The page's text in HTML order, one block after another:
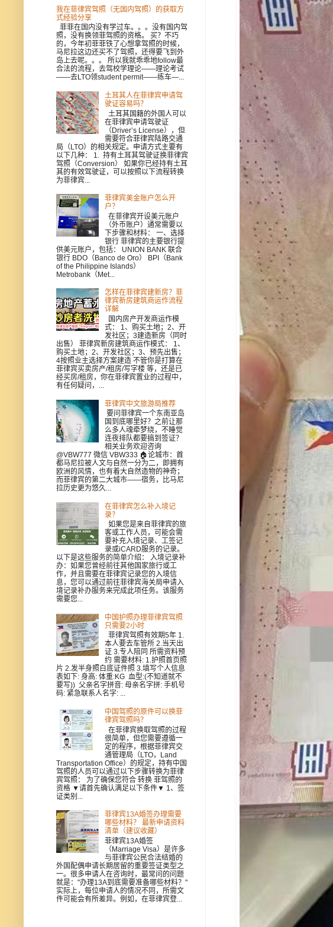
我在菲律宾驾照（无国内驾照）的获取方
式经验分享
菲菲在国内没有学过车。。。没有国内驾
照，没有换领菲驾照的资格。 买？不巧
的，今年初菲菲铁了心想拿驾照的时候，
马尼拉这边还买不了驾照，还得要飞到外
岛上去呢。。。 所以我就乖乖地follow最
合法的流程，去驾校学理论——理论考试
——去LTO领student permit——练车—...
土耳其人在菲律宾申请驾
驶证容易吗？
土耳其国籍的外国人可以
在菲律宾申请驾驶证
（Driver’s License），但
需要符合菲律宾陆路交通
局（LTO）的相关规定。申请方式主要有
以下几种： 1. 持有土耳其驾驶证换菲律宾
驾照（Conversion） 如果你已经持有土耳
其的有效驾驶证，可以按照以下流程转换
为菲律宾...
菲律宾美金账户怎么开
户？
在菲律宾开设美元账户
（外币账户）通常需要以
下步骤和材料： 一、选择
银行 菲律宾的主要银行提
供美元账户，包括： UNION BANK 联合
银行 BDO（Banco de Oro） BPI（Bank
of the Philippine Islands）
Metrobank（Met...
怎样在菲律宾建新房？菲
律宾新房建筑商运作流程
详解
国内房产开发商运作模
式： 1、购买土地；2、开
发社区；3建造新房（同时
出售） 菲律宾新房建筑商运作模式： 1、
购买土地；2、开发社区；3、预先出售；
4按照业主选择方案建造 不管你是打算在
菲律宾买卖房产/租房/写字楼 等，还是已
经买房/租房，你在菲律宾置业的过程中，
有任何疑问，...
菲律宾中文旅游局推荐
要问菲律宾一个东南亚岛
国到底哪里好？之前让那
么多人魂牵梦绕，不睡觉
连夜排队都要搞到签证？
相关业务欢迎咨询
@VBW777 微信 VBW333 🏠论城市：首
都马尼拉被人文与自然一分为二，即拥有
欧洲的风情，也有着大自然造物的神奇；
而菲律宾的第二大城市——宿务，比马尼
拉历史更为悠久...
在菲律宾怎么补入境记
录？
如果您是来自菲律宾的旅
客或工作人员，可能会需
要补充入境记录、工签记
录或iCARD服务的记录。
以下是这些服务的简单介绍： 入境记录补
办：如果您曾经前往其他国家旅行或工
作，并且需要在菲律宾记录您的入境信
息，您可以通过前往菲律宾海关局申请入
境记录补办服务来完成此项任务。该服务
需要您...
中国护照办理菲律宾驾照
只需要2小时
菲律宾驾照有效期5年 1.
本人要去车管所 2.当天出
证 3.专人陪同 所需资料预
约 需要材料: 1.护照首页照
片 2.发半身照白底证件照 3.填写个人信息
表如下: 身高: 体重:KG 血型:(不知道就不
要写)) 父亲名字拼音: 母亲名字拼: 手机号
码: 紧急联系人名字: ...
中国驾照的原件可以换菲
律宾驾照吗？
在菲律宾换取驾照的过程
很简单，但您需要遵循一
定的程序，根据菲律宾交
通管理局（LTO，Land
Transportation Office）的规定，持有中国
驾照的人员可以通过以下步骤转换为菲律
宾驾照： 为了确保您符合 转换 菲驾照的
资格 ▼请首先确认满足以下条件▼ 1、签
证类别...
菲律宾13A婚签办理需要
哪些材料？ 最新申请资料
清单（建议收藏）
菲律宾13A婚签
（Marriage Visa）是许多
与菲律宾公民合法结婚的
外国配偶申请长期居留的重要签证类型之
一。很多申请人在咨询时，最常问的问题
就是："办理13A到底需要准备哪些材料？"
实际上，每位申请人的情况不同，所需文
件可能会有所差异。例如，在菲律宾登...